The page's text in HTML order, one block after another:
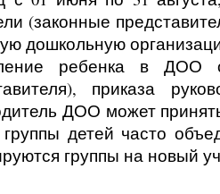
(законные
дошкольную
ребенка в ДОО
приказа
ДОО может
детей часто
группы на новый